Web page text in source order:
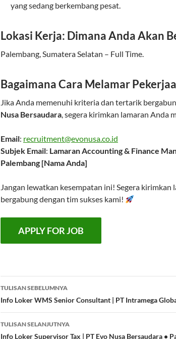
yang sedang berkembang pesat.
Lokasi Kerja: Dimana Anda Akan
Palembang, Sumatera Selatan – Full Time.
Bagaimana Cara Melamar
Jika Anda memenuhi kriteria dan tertarik
Nusa Bersaudara, segera kirimkan lamaran Anda
Email: recruitment@evonusa.co.id
Subjek Email: Lamaran Accounting & Finance
Palembang [Nama Anda]
Jangan lewatkan kesempatan ini! Segera kirimkan
bergabung dengan tim sukses kami!
Navigasi
Tulisan
TULISAN SEBELUMNYA
Info Loker WMS Senior Consultant | PT Intramega
TULISAN SELANJUTNYA
Info Loker Supervisor Tax | PT Evo Nusa Bersaudara •